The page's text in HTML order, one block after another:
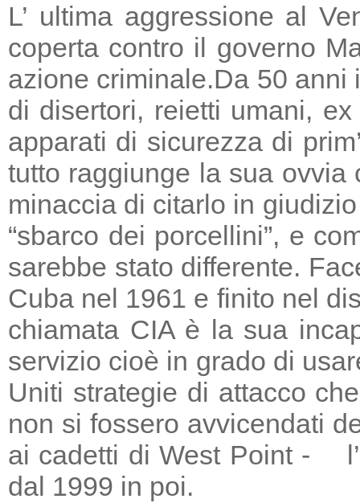
L’ ultima aggressione al
coperta contro il governo
azione criminale.Da 50 anni
di disertori, reietti umani,
apparati di sicurezza di
tutto raggiunge la sua
minaccia di citarlo in
“sbarco dei porcellini”, e
sarebbe stato differente.
Cuba nel 1961 e finito nel
chiamata CIA è la sua
servizio cioè in grado di
Uniti strategie di attacco
non si fossero avvicendati
ai cadetti di West Point - l’
dal 1999 in poi.